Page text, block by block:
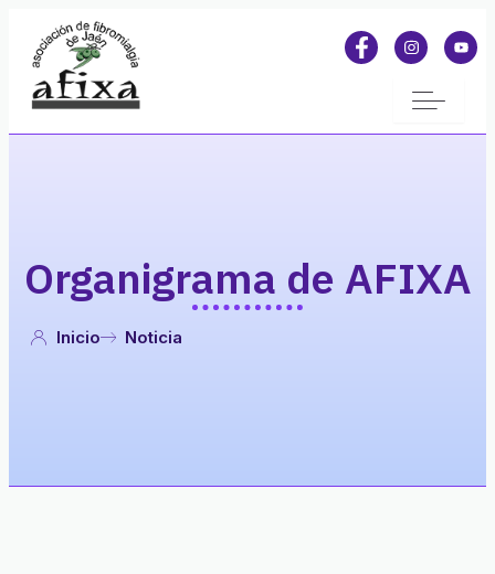
Organigrama de AFIXA
Inicio Noticia